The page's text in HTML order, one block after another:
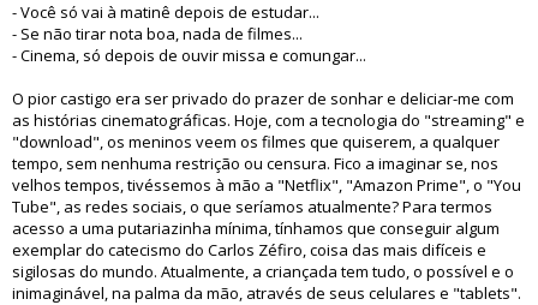
- Você só vai à matinê depois de estudar...
- Se não tirar nota boa, nada de filmes...
- Cinema, só depois de ouvir missa e comungar...
O pior castigo era ser privado do prazer de sonhar e deliciar-me com
as histórias cinematográficas. Hoje, com a tecnologia do "streaming" e
"download", os meninos veem os filmes que quiserem, a qualquer
tempo, sem nenhuma restrição ou censura. Fico a imaginar se, nos
velhos tempos, tivéssemos à mão a "Netflix", "Amazon Prime", o "You
Tube", as redes sociais, o que seríamos atualmente? Para termos
acesso a uma putariazinha mínima, tínhamos que conseguir algum
exemplar do catecismo do Carlos Zéfiro, coisa das mais difíceis e
sigilosas do mundo. Atualmente, a criançada tem tudo, o possível e o
inimaginável, na palma da mão, através de seus celulares e "tablets".